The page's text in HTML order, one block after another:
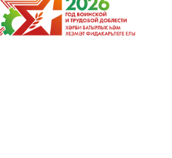
ТЕЛЕВИДЕНИЕ